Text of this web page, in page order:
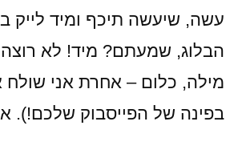
עשה, שיעשה תיכף ומיד לייק
הבלוג, שמעתם? מיד! לא
מילה, כלום – אחרת אני
בפינה של הפייסבוק שלכם!).